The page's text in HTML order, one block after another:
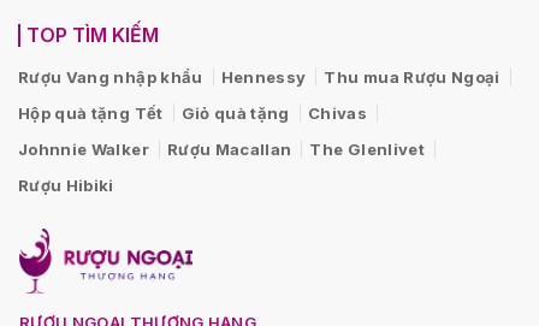
TOP TÌM KIẾM
Rượu Vang nhập khẩu Hennessy
Thu mua Rượu Ngoại
Hộp quà tặng Tết
Giỏ quà tặng
Chivas
Johnnie Walker
Rượu Macallan
The Glenlivet
Rượu Hibiki